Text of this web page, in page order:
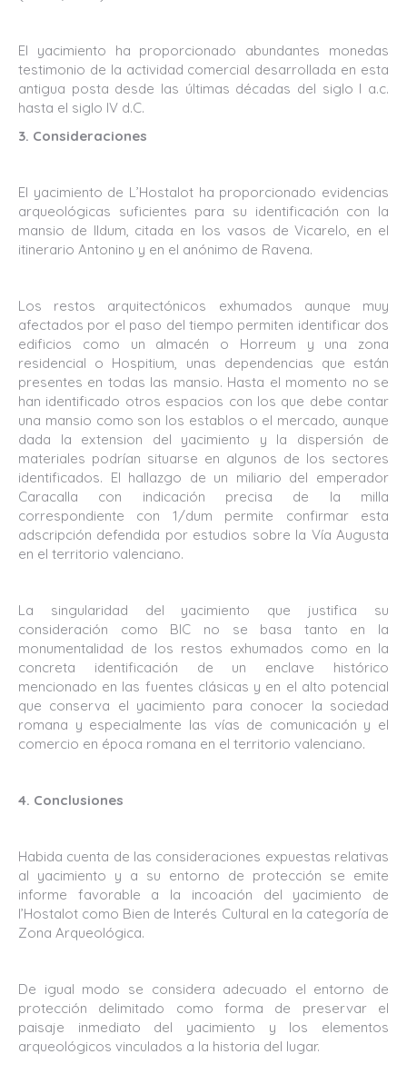
El yacimiento ha proporcionado abundantes monedas
testimonio de la actividad comercial desarrollada en esta
antigua posta desde las últimas décadas del siglo I a.c.
hasta el siglo IV d.C.
3. Consideraciones
El yacimiento de L’Hostalot ha proporcionado evidencias
arqueológicas suficientes para su identificación con la
mansio de lldum, citada en los vasos de Vicarelo, en el
itinerario Antonino y en el anónimo de Ravena.
Los restos arquitectónicos exhumados aunque muy
afectados por el paso del tiempo permiten identificar dos
edificios como un almacén o Horreum y una zona
residencial o Hospitium, unas dependencias que están
presentes en todas las mansio. Hasta el momento no se
han identificado otros espacios con los que debe contar
una mansio como son los establos o el mercado, aunque
dada la extension del yacimiento y la dispersión de
materiales podrían situarse en algunos de los sectores
identificados. El hallazgo de un miliario del emperador
Caracalla con indicación precisa de la milla
correspondiente con 1/dum permite confirmar esta
adscripción defendida por estudios sobre la Vía Augusta
en el territorio valenciano.
La singularidad del yacimiento que justifica su
consideración como BIC no se basa tanto en la
monumentalidad de los restos exhumados como en la
concreta identificación de un enclave histórico
mencionado en las fuentes clásicas y en el alto potencial
que conserva el yacimiento para conocer la sociedad
romana y especialmente las vías de comunicación y el
comercio en época romana en el territorio valenciano.
4. Conclusiones
Habida cuenta de las consideraciones expuestas relativas
al yacimiento y a su entorno de protección se emite
informe favorable a la incoación del yacimiento de
l’Hostalot como Bien de Interés Cultural en la categoría de
Zona Arqueológica.
De igual modo se considera adecuado el entorno de
protección delimitado como forma de preservar el
paisaje inmediato del yacimiento y los elementos
arqueológicos vinculados a la historia del lugar.